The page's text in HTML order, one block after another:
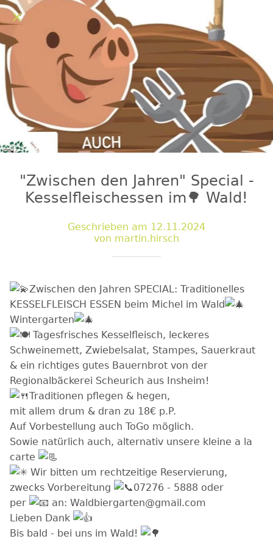
"Zwischen den Jahren" Special -
Kesselfleischessen im🌳 Wald!
Geschrieben am 12.11.2024
von martin.hirsch
Zwischen den Jahren SPECIAL: Traditionelles
KESSELFLEISCH ESSEN beim Michel im Wald
Wintergarten
Tagesfrisches Kesselfleisch, leckeres
Schweinemett, Zwiebelsalat, Stampes, Sauerkraut
& ein richtiges gutes Bauernbrot von der
Regionalbäckerei Scheurich aus Insheim!
Traditionen pflegen & hegen,
mit allem drum & dran zu 18€ p.P.
Auf Vorbestellung auch ToGo möglich.
Sowie natürlich auch, alternativ unsere kleine a la
carte
Wir bitten um rechtzeitige Reservierung,
zwecks Vorbereitung
07276 - 5888 oder
per
an: Waldbiergarten@gmail.com
Lieben Dank
Bis bald - bei uns im Wald!